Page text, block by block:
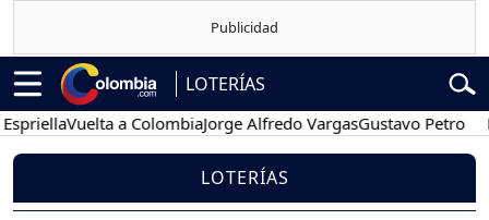
LOTERÍAS
Vuelta a ColombiaJorge Alfredo VargasGustavo Petro
LOTERÍAS